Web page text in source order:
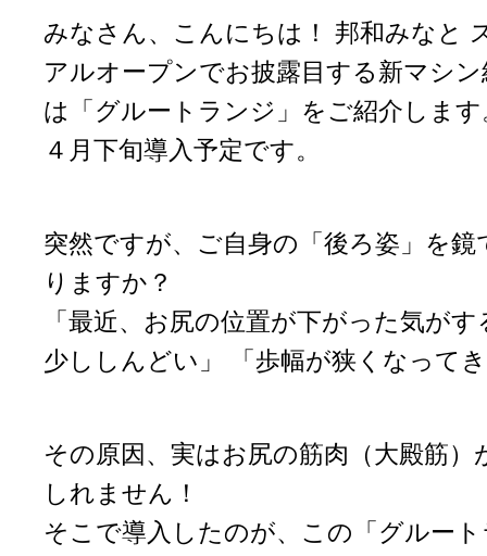
みなさん、こんにちは！ 邦和みなと
アルオープンでお披露目する新マシ
は「グルートランジ」をご紹介しま
４月下旬導入予定です。
突然ですが、ご自身の「後ろ姿」を
りますか？
「最近、お尻の位置が下がった気が
少ししんどい」 「歩幅が狭くなって
その原因、実はお尻の筋肉（大殿筋
しれません！
そこで導入したのが、この「グルー